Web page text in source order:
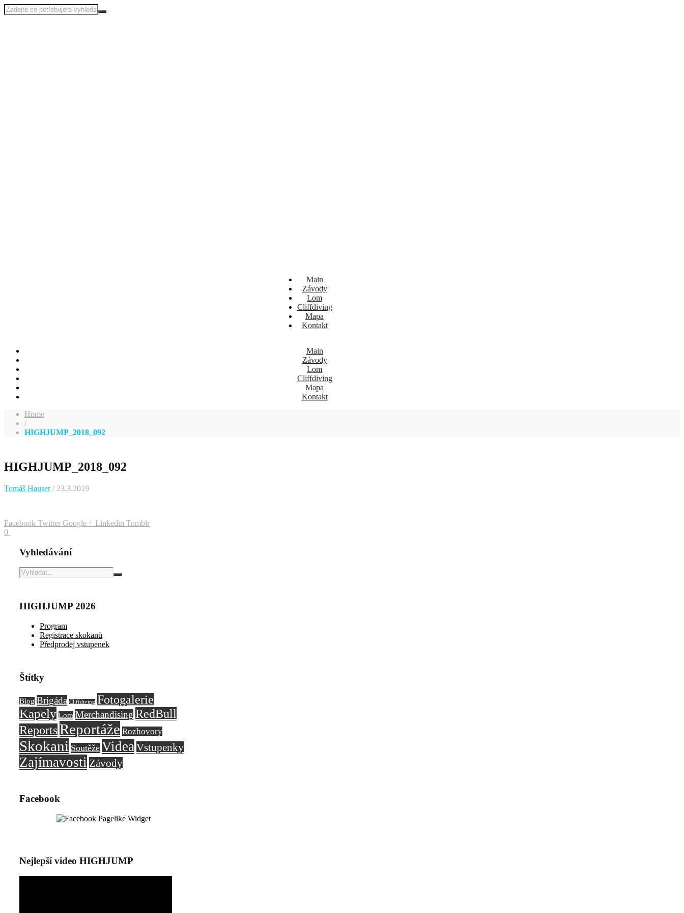
Main
Závody
Lom
Cliffdiving
Mapa
Kontakt
Main
Závody
Lom
Cliffdiving
Mapa
Kontakt
Home
/
HIGHJUMP_2018_092
HIGHJUMP_2018_092
Tomáš Hauser/ 23.3.2019
Facebook Twitter Google + Linkedin Tumblr
0
Vyhledávání
HIGHJUMP 2026
Program
Registrace skokanů
Předprodej vstupenek
Štítky
Blog Brigáda Cliffdiving Fotogalerie
Kapely Lom Merchandising RedBull
ReportsReportáže Rozhovory
Skokani Soutěže Videa Vstupenky
Zajímavosti Závody
Facebook
Nejlepší video HIGHJUMP